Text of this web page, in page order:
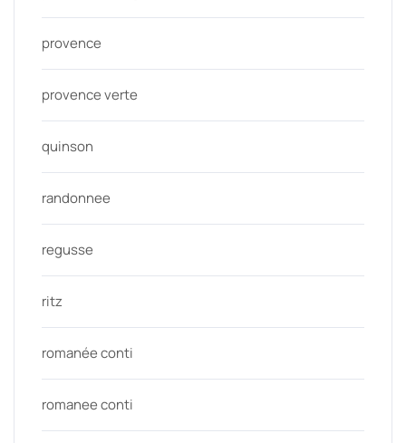
provence
provence verte
quinson
randonnee
regusse
ritz
romanée conti
romanee conti